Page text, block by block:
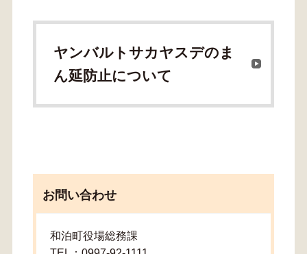
ヤンバルトサカヤスデのま
ん延防止について
お問い合わせ
和泊町役場総務課